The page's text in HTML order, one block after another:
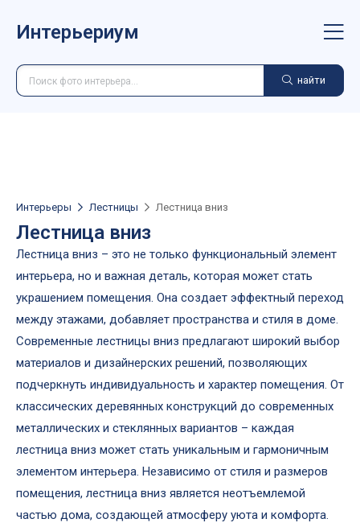
Интерьериум
найти
Интерьеры Лестницы Лестница вниз
Лестница вниз
Лестница вниз – это не только функциональный элемент
интерьера, но и важная деталь, которая может стать
украшением помещения. Она создает эффектный переход
между этажами, добавляет пространства и стиля в доме.
Современные лестницы вниз предлагают широкий выбор
материалов и дизайнерских решений, позволяющих
подчеркнуть индивидуальность и характер помещения. От
классических деревянных конструкций до современных
металлических и стеклянных вариантов – каждая
лестница вниз может стать уникальным и гармоничным
элементом интерьера. Независимо от стиля и размеров
помещения, лестница вниз является неотъемлемой
частью дома, создающей атмосферу уюта и комфорта.